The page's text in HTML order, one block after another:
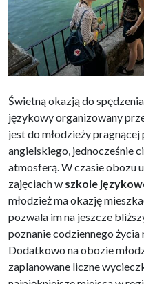
Świetną okazją do
językowy organizowany
jest do młodzieży
angielskiego, jednocześnie
atmosferą. W czasie obozu
zajęciach w szkole
młodzież ma okazję
pozwala im na jeszcze
poznanie codziennego
Dodatkowo na obozie
zaplanowane liczne